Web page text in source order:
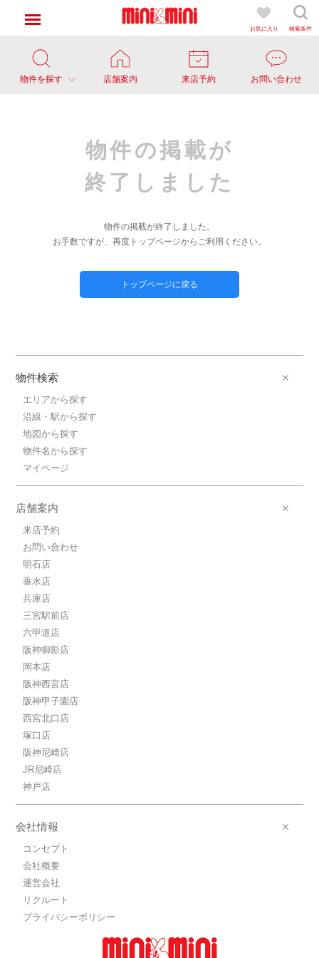
お気に入り 検索条件
物件を探す 店舗案内 来店予約 お問い合わせ
物件の掲載が
終了しました
物件の掲載が終了しました。
お手数ですが、再度トップページからご利用ください。
トップページに戻る
物件検索
エリアから探す
沿線・駅から探す
地図から探す
物件名から探す
マイページ
店舗案内
来店予約
お問い合わせ
明石店
垂水店
兵庫店
三宮駅前店
六甲道店
阪神御影店
岡本店
阪神西宮店
阪神甲子園店
西宮北口店
塚口店
阪神尼崎店
JR尼崎店
神戸店
会社情報
コンセプト
会社概要
運営会社
リクルート
プライバシーポリシー